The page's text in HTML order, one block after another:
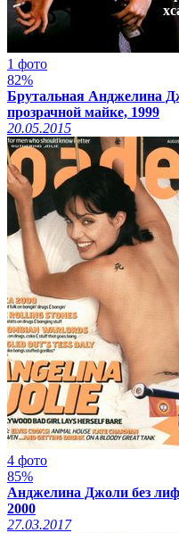
1 фото
82%
Брутальная Анджелина
прозрачной майке, 1999
20.05.2015
4 фото
85%
Анджелина Джоли без
2000
27.03.2017